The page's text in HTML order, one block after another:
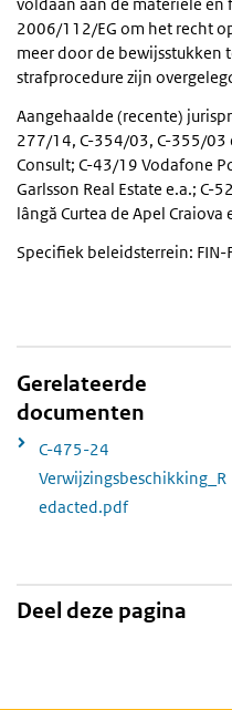
2006/112/EG om het recht
meer door de bewijsstukken
strafprocedure zijn
Aangehaalde (recente)
277/14, C-354/03, C-355/03
Consult; C-43/19 Vodafone
Garlsson Real Estate e.a.; C-
lângă Curtea de Apel Craiova
Specifiek beleidsterrein: FIN-
Gerelateerde
documenten
C-475-24
Verwijzingsbeschikking_R
edacted.pdf
Deel deze pagina